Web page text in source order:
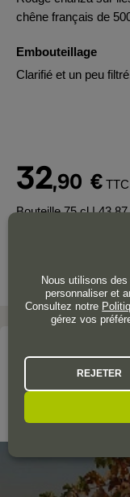
chêne français de
Embouteillage
Clarifié et un peu
32,90 € TTC
Bouteille 75 cl|
BODEGAS
Nous utilisons
personnaliser et
Consultez notre
gérez vos
REJETER